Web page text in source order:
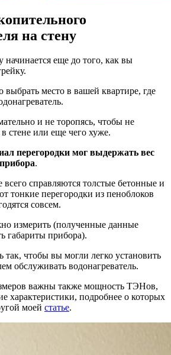
на стену
еще до того, как вы
место в вашей квартире, где
и не торопясь, чтобы не
стене или еще чего хуже.
перегородки мог выдержать вес
.
всего справляются толстые бетонные и
тонкие перегородки из пеноблоков
совсем.
измерить (полученные данные
габариты прибора).
так, чтобы вы могли легко установить
обслуживать водонагреватель.
важны также мощность ТЭНов,
характеристики, подробнее о которых
моей статье.